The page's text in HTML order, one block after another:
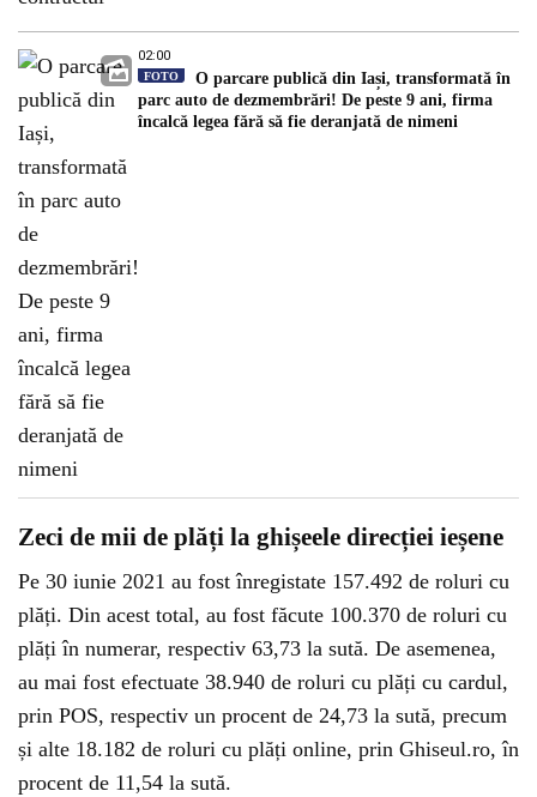
02:00
FOTO
O parcare publică din Iași, transformată în
parc auto de dezmembrări! De peste 9 ani, firma
încalcă legea fără să fie deranjată de nimeni
Zeci de mii de plăți la ghișeele direcției ieșene
Pe 30 iunie 2021 au fost înregistate 157.492 de roluri cu
plăți. Din acest total, au fost făcute 100.370 de roluri cu
plăți în numerar, respectiv 63,73 la sută. De asemenea,
au mai fost efectuate 38.940 de roluri cu plăți cu cardul,
prin POS, respectiv un procent de 24,73 la sută, precum
și alte 18.182 de roluri cu plăți online, prin Ghiseul.ro, în
procent de 11,54 la sută.